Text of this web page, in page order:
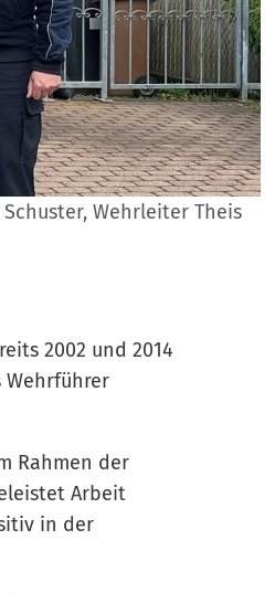
Wehrleiter Theis
2002 und 2014
Wehrführer
Rahmen der
Arbeit
in der